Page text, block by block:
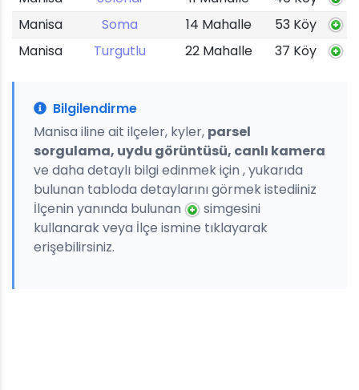
Manisa
Soma 14 Mahalle
53 Köy
Manisa
Turgutlu 22 Mahalle 37 Köy
Bilgilendirme
Manisa iline ait ilçeler, kyler, parsel
sorgulama, uydu görüntüsü, canlı kamera
ve daha detaylı bilgi edinmek için , yukarıda
bulunan tabloda detaylarını görmek istediiniz
İlçenin yanında bulunan
simgesini
kullanarak veya İlçe ismine tıklayarak
erişebilirsiniz.